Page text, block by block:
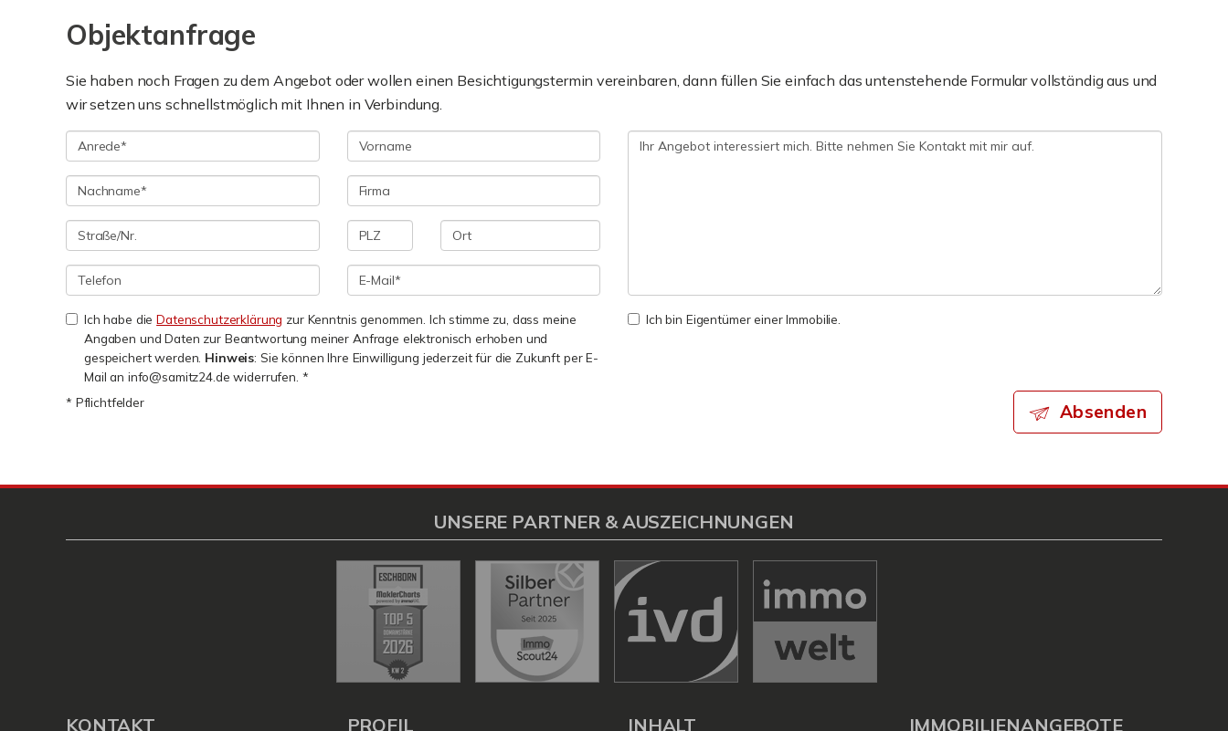
Objektanfrage
Sie haben noch Fragen zu dem Angebot oder wollen einen Besichtigungstermin vereinbaren, dann füllen Sie einfach das untenstehende Formular vollständig aus und
wir setzen uns schnellstmöglich mit Ihnen in Verbindung.
Ich habe dieDatenschutzerklärung zur Kenntnis genommen. Ich stimme zu, dass meine
Angaben und Daten zur Beantwortung meiner Anfrage elektronisch erhoben und
gespeichert werden. Hinweis: Sie können Ihre Einwilligung jederzeit für die Zukunft per E-
Mail an info@samitz24.de widerrufen. *
Ich bin Eigentümer einer Immobilie.
* Pflichtfelder Absenden
UNSERE PARTNER & AUSZEICHNUNGEN
KONTAKT PROFIL INHALT IMMOBILIENANGEBOTE